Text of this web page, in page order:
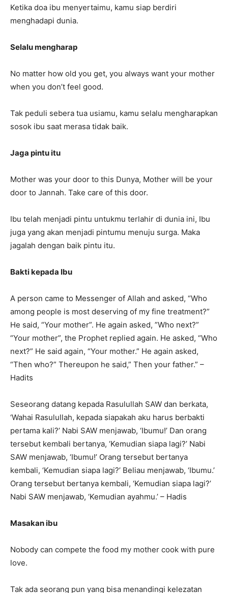
Ketika doa ibu menyertaimu, kamu siap berdiri
menghadapi dunia.
Selalu mengharap
No matter how old you get, you always want your mother
when you don’t feel good.
Tak peduli sebera tua usiamu, kamu selalu mengharapkan
sosok ibu saat merasa tidak baik.
Jaga pintu itu
Mother was your door to this Dunya, Mother will be your
door to Jannah. Take care of this door.
Ibu telah menjadi pintu untukmu terlahir di dunia ini, Ibu
juga yang akan menjadi pintumu menuju surga. Maka
jagalah dengan baik pintu itu.
Bakti kepada Ibu
A person came to Messenger of Allah and asked, “Who
among people is most deserving of my fine treatment?”
He said, “Your mother”. He again asked, ”Who next?”
“Your mother”, the Prophet replied again. He asked, “Who
next?” He said again, “Your mother.” He again asked,
“Then who?” Thereupon he said,” Then your father.” –
Hadits
Seseorang datang kepada Rasulullah SAW dan berkata,
‘Wahai Rasulullah, kepada siapakah aku harus berbakti
pertama kali?’ Nabi SAW menjawab, ‘Ibumu!’ Dan orang
tersebut kembali bertanya, ‘Kemudian siapa lagi?’ Nabi
SAW menjawab, ‘Ibumu!’ Orang tersebut bertanya
kembali, ‘Kemudian siapa lagi?’ Beliau menjawab, ‘Ibumu.’
Orang tersebut bertanya kembali, ‘Kemudian siapa lagi?’
Nabi SAW menjawab, ‘Kemudian ayahmu.’ – Hadis
Masakan ibu
Nobody can compete the food my mother cook with pure
love.
Tak ada seorang pun yang bisa menandingi kelezatan